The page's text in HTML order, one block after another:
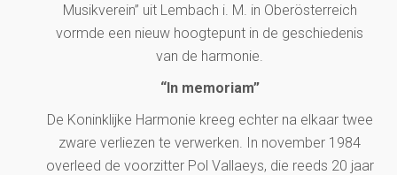
Musikverein” uit Lembach i. M. in Oberösterreich
vormde een nieuw hoogtepunt in de geschiedenis
van de harmonie.
“In memoriam”
De Koninklijke Harmonie kreeg echter na elkaar twee
zware verliezen te verwerken. In november 1984
overleed de voorzitter Pol Vallaeys, die reeds 20 jaar